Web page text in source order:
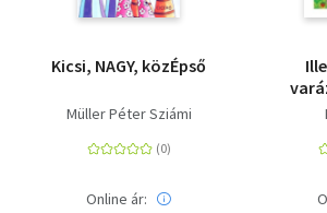
Kicsi, NAGY, közÉpső
Müller Péter Sziámi
Online ár: